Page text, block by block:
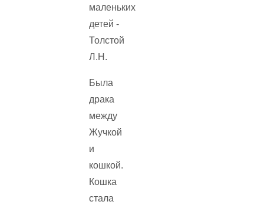
Была
драка
между
Жучкой
и
кошкой.
Кошка
стала